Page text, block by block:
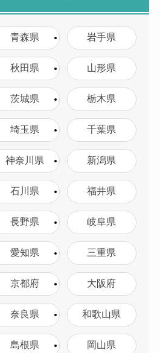
青森県 岩手県
秋田県 山形県
茨城県 栃木県
埼玉県 千葉県
神奈川県 新潟県
石川県 福井県
長野県 岐阜県
愛知県 三重県
京都府 大阪府
奈良県 和歌山県
島根県 岡山県